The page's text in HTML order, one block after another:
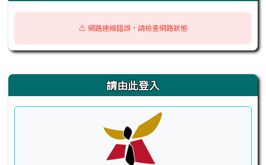
⚠️ 網路連線錯誤，請檢查網路狀態
右邊區域內容 請由此登入